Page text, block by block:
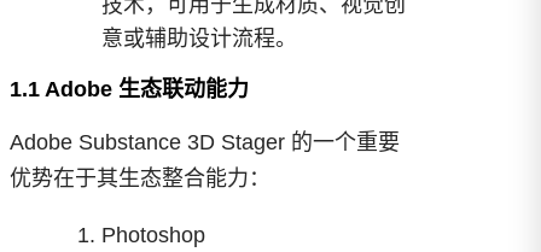
技术，可用于生成材质、视觉创
意或辅助设计流程。
1.1 Adobe 生态联动能力
Adobe Substance 3D Stager 的一个重要
优势在于其生态整合能力：
Photoshop